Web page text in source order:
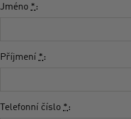
Jméno *:
Příjmení *:
Telefonní číslo *: